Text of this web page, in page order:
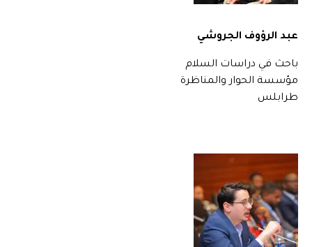
عبد الرؤوف الجروشي
باحث في دراسات السلام
مؤسسة الحوار والمناظرة
طرابلس